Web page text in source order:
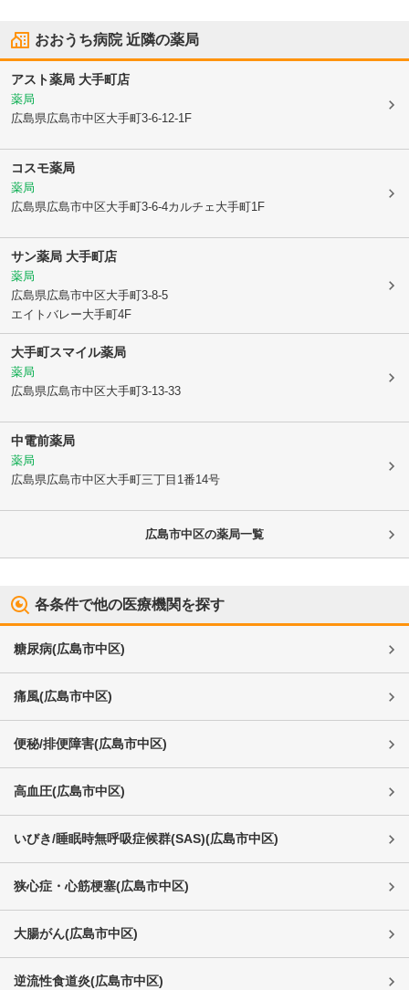
おおうち病院近隣の薬局
アスト薬局 大手町店
薬局
広島県広島市中区大手町3-6-12-1F
コスモ薬局
薬局
広島県広島市中区大手町3-6-4カルチェ大手町1F
サン薬局 大手町店
薬局
広島県広島市中区大手町3-8-5
エイトバレー大手町4F
大手町スマイル薬局
薬局
広島県広島市中区大手町3-13-33
中電前薬局
薬局
広島県広島市中区大手町三丁目1番14号
広島市中区の薬局一覧
各条件で他の医療機関を探す
糖尿病(広島市中区)
痛風(広島市中区)
便秘/排便障害(広島市中区)
高血圧(広島市中区)
いびき/睡眠時無呼吸症候群(SAS)(広島市中区)
狭心症・心筋梗塞(広島市中区)
大腸がん(広島市中区)
逆流性食道炎(広島市中区)